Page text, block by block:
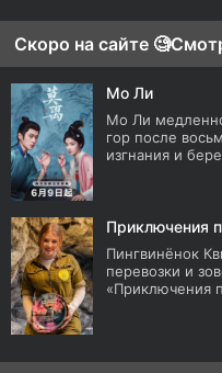
Скоро на сайте 🧐
Мо Ли
Мо Ли
гор после
изгнания и
Приключения
Пингвинёнок
перевозки и
«Приключения